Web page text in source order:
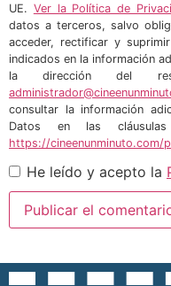
UE. Ver la Política de
datos a terceros, salvo
acceder, rectificar y
indicados en la información
la dirección del
consultar la información
Datos en las
https://cineenunminuto.com/
He leído y acepto la